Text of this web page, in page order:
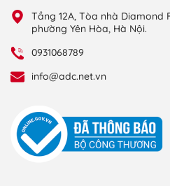
Tầng 12A, Tòa nhà Diamond
phường Yên Hòa, Hà Nội.
0931068789
info@adc.net.vn